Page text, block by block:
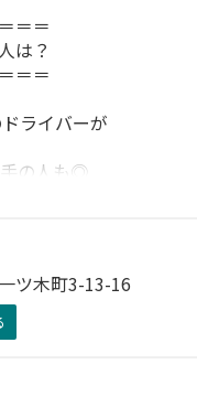
り立ち
して働ける理由◎
し、ルート設定や
の扱い方までサポート。
んも安心して
＝＝
は？
＝＝
ライバーが
の人も◎
ツ木町3-13-16